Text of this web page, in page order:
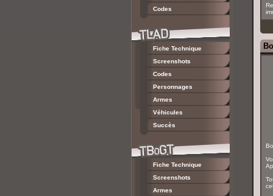
Codes
Fiche Technique
Screenshots
Codes
Personnages
Armes
Véhicules
Succès
Fiche Technique
Screenshots
Armes